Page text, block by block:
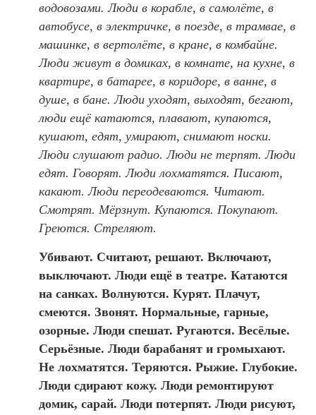
водовозами. Люди в корабле, в самолёте, в
автобусе, в электричке, в поезде, в трамвае, в
машинке, в вертолёте, в кране, в комбайне.
Люди живут в домиках, в комнате, на кухне, в
квартире, в батарее, в коридоре, в ванне, в
душе, в бане. Люди уходят, выходят, бегают,
люди ещё катаются, плавают, купаются,
кушают, едят, умирают, снимают носки.
Люди слушают радио. Люди не терпят. Люди
едят. Говорят. Люди лохматятся. Писают,
какают. Люди переодеваются. Читают.
Смотрят. Мёрзнут. Купаются. Покупают.
Греются. Стреляют.
Убивают. Считают, решают. Включают,
выключают. Люди ещё в театре. Катаются
на санках. Волнуются. Курят. Плачут,
смеются. Звонят. Нормальные, гарные,
озорные. Люди спешат. Ругаются. Весёлые.
Серьёзные. Люди барабанят и громыхают.
Не лохматятся. Теряются. Рыжие. Глубокие.
Люди сдирают кожу. Люди ремонтируют
домик, сарай. Люди потерпят. Люди рисуют,